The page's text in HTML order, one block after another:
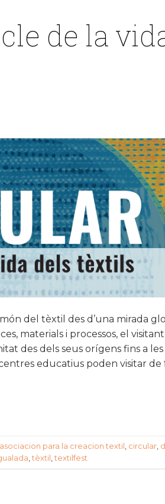
de la
del tèxtil des d’una mirada
materials i processos, el
des dels seus orígens fins a les
educatius poden visitar de
asociacion para la creacion textil circular
tèxtil textilfest